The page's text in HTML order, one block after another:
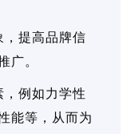
，提高品牌信
广。
，例如力学性
能等，从而为